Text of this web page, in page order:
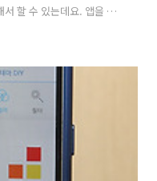
할 수 있는데요. 앱을 이
다. 물론 아쉬운점도 있을
마트폰이나 태블릿 그리고
롭게 옮겨가면서 볼 수 있
바일 분석 매주마다 무료
러서 볼만하다는 것이죠.